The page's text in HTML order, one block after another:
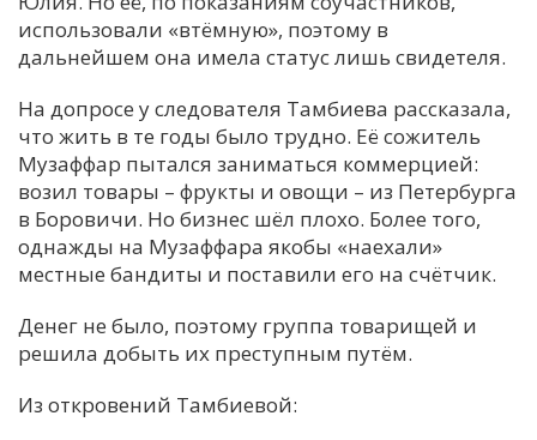
использовали «втёмную», поэтому в
дальнейшем она имела статус лишь свидетеля.
На допросе у следователя Тамбиева рассказала,
что жить в те годы было трудно. Её сожитель
Музаффар пытался заниматься коммерцией:
возил товары – фрукты и овощи – из Петербурга
в Боровичи. Но бизнес шёл плохо. Более того,
однажды на Музаффара якобы «наехали»
местные бандиты и поставили его на счётчик.
Денег не было, поэтому группа товарищей и
решила добыть их преступным путём.
Из откровений Тамбиевой: